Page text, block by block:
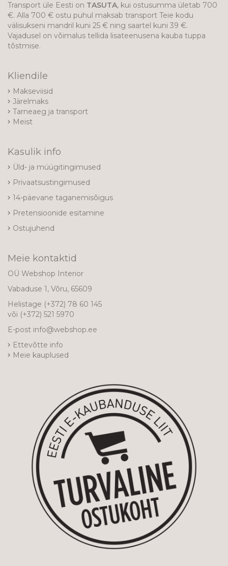
Transport üle Eesti on TASUTA, kui ostusumma ületab 700
€. Alla 700 € ostu puhul maksab transport Teie kodu
välisukseni mandril kuni 25 € ning saartel kuni 39 €.
Vajadusel on võimalus tellida lisateenusena kauba tuppa
tõstmise.
Kliendile
Makseviisid
Järelmaks
Tarneaeg ja transport
Meist
Kasulik info
Üld- ja müügitingimused
Privaatsustingimused
14-päevane taganemisõigus
Pretensioonide esitamine
Ostujuhend
Meie kontaktid
OÜ Webshop Interior
Vabaduse 1, Võru, 65609
Helistage (+372) 78 60 145
või (+372) 521 5970
E-post info@webshop.ee
Ettevõtte info
Meie kauplused